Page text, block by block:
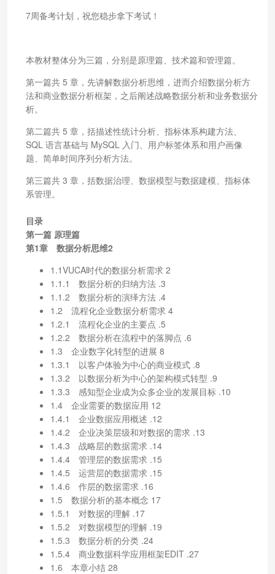
7周备考计划，祝您稳步拿下考试！
本教材整体分为三篇，分别是原理篇、技术篇和管理篇。
第一篇共 5 章，先讲解数据分析思维，进而介绍数据分析方
法和商业数据分析框架，之后阐述战略数据分析和业务数据分
析。
第二篇共 5 章，括描述性统计分析、指标体系构建方法、
SQL 语言基础与 MySQL 入门、用户标签体系和用户画像
题、简单时间序列分析方法。
第三篇共 3 章，括数据治理、数据模型与数据建模、指标体
系管理。
目录
第一篇 原理篇
第1章 数据分析思维2
1.1VUCA时代的数据分析需求 2
1.1.1 数据分析的归纳方法 .3
1.1.2 数据分析的演绎方法 .4
1.2 流程化企业数据分析需求 4
1.2.1 流程化企业的主要点 .5
1.2.2 数据分析在流程中的落脚点 .6
1.3 企业数字化转型的进展 8
1.3.1 以客户体验为中心的商业模式 .8
1.3.2 以数据分析为中心的架构模式转型 .9
1.3.3 感知型企业成为众多企业的发展目标 .10
1.4 企业需要的数据应用 12
1.4.1 企业数据应用概述 .12
1.4.2 企业决策层级和对数据的需求 .13
1.4.3 战略层的数据需求 .14
1.4.4 管理层的数据需求 .15
1.4.5 运营层的数据需求 .15
1.4.6 作层的数据需求 .16
1.5 数据分析的基本概念 17
1.5.1 对数据的理解 .17
1.5.2 对数据模型的理解 .19
1.5.3 数据分析的分类 .24
1.5.4 商业数据科学应用框架EDIT .27
1.6 本章小结 28